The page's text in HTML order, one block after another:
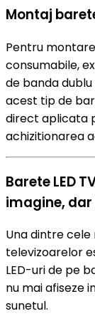
Montaj
Pentru
consumabile,
de banda
acest tip de
direct aplicata
achizitionarea
Barete LED
imagine, dar
Una dintre
televizoarelor
LED-uri de pe
nu mai afiseze
sunetul.